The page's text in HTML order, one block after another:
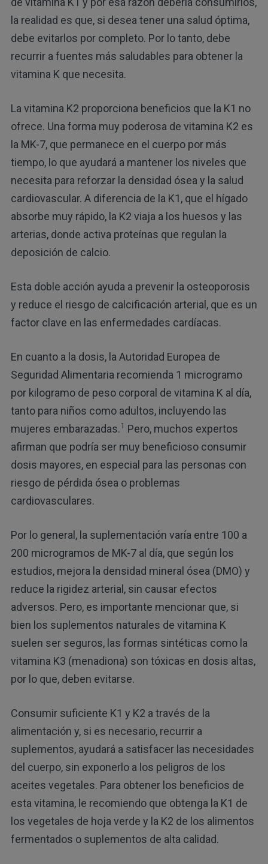
la realidad es que, si desea tener una salud óptima,
debe evitarlos por completo. Por lo tanto, debe
recurrir a fuentes más saludables para obtener la
vitamina K que necesita.
La vitamina K2 proporciona beneficios que la K1 no
ofrece. Una forma muy poderosa de vitamina K2 es
la MK-7, que permanece en el cuerpo por más
tiempo, lo que ayudará a mantener los niveles que
necesita para reforzar la densidad ósea y la salud
cardiovascular. A diferencia de la K1, que el hígado
absorbe muy rápido, la K2 viaja a los huesos y las
arterias, donde activa proteínas que regulan la
deposición de calcio.
Esta doble acción ayuda a prevenir la osteoporosis
y reduce el riesgo de calcificación arterial, que es un
factor clave en las enfermedades cardíacas.
En cuanto a la dosis, la Autoridad Europea de
Seguridad Alimentaria recomienda 1 microgramo
por kilogramo de peso corporal de vitamina K al día,
tanto para niños como adultos, incluyendo las
mujeres embarazadas.1 Pero, muchos expertos
afirman que podría ser muy beneficioso consumir
dosis mayores, en especial para las personas con
riesgo de pérdida ósea o problemas
cardiovasculares.
Por lo general, la suplementación varía entre 100 a
200 microgramos de MK-7 al día, que según los
estudios, mejora la densidad mineral ósea (DMO) y
reduce la rigidez arterial, sin causar efectos
adversos. Pero, es importante mencionar que, si
bien los suplementos naturales de vitamina K
suelen ser seguros, las formas sintéticas como la
vitamina K3 (menadiona) son tóxicas en dosis altas,
por lo que, deben evitarse.
Consumir suficiente K1 y K2 a través de la
alimentación y, si es necesario, recurrir a
suplementos, ayudará a satisfacer las necesidades
del cuerpo, sin exponerlo a los peligros de los
aceites vegetales. Para obtener los beneficios de
esta vitamina, le recomiendo que obtenga la K1 de
los vegetales de hoja verde y la K2 de los alimentos
fermentados o suplementos de alta calidad.